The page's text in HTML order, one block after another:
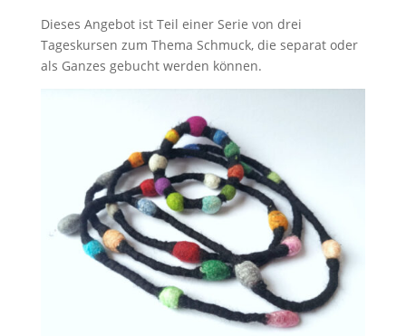
Dieses Angebot ist Teil einer Serie von drei
Tageskursen zum Thema Schmuck, die separat oder
als Ganzes gebucht werden können.